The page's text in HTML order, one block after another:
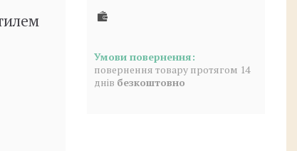
повернення товару протягом 14
днів безкоштовно